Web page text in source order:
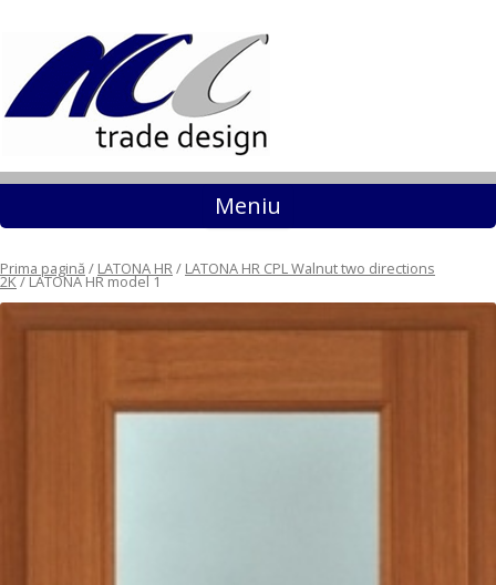
Meniu Sari la conținut
Prima pagină / LATONA HR/ LATONA HR CPL Walnut two directions
2K/ LATONA HR model 1